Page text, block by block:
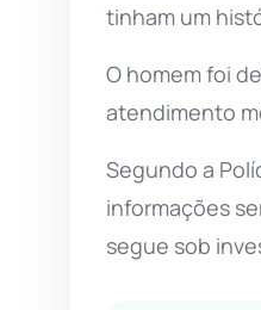
tinham um
O homem foi
atendimento
Segundo a
informações
segue sob